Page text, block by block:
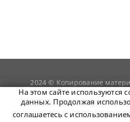
2024 © Копирование
только при условии
На этом сайте используются
данных. Продолжая
соглашаетесь с